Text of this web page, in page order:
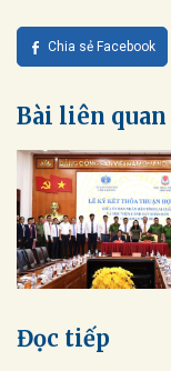
Chia sẻ Facebook
Bài liên quan
Đọc tiếp